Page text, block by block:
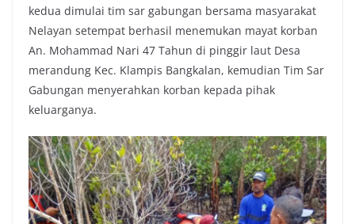
kedua dimulai tim sar gabungan bersama masyarakat
Nelayan setempat berhasil menemukan mayat korban
An. Mohammad Nari 47 Tahun di pinggir laut Desa
merandung Kec. Klampis Bangkalan, kemudian Tim Sar
Gabungan menyerahkan korban kepada pihak
keluarganya.